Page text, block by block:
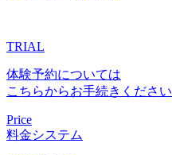
TRIAL
体験予約については
こちらからお手続きください
Price
料金システム